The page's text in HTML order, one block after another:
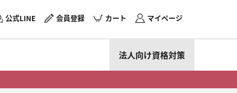
公式LINE 会員登録 カート マイページ
法人向け資格対策